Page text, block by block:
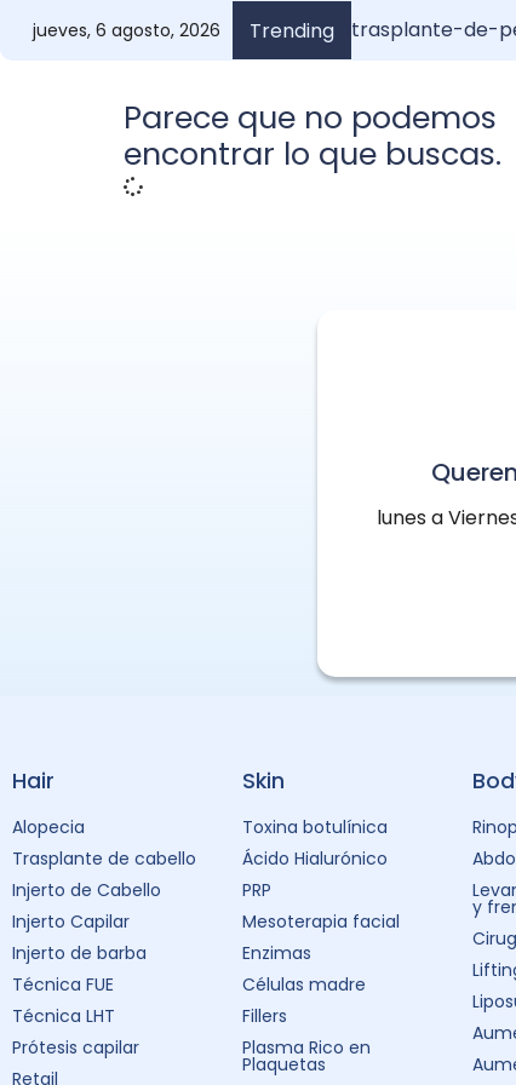
jueves, 6 agosto, 2026 Trending trasplante-de-
Injerto de Pelo
¿Cuánto vale un
Anuel y
Parece que no podemos
encontrar lo que buscas.
lunes a
Hair
Alopecia
Trasplante de cabello
Injerto de Cabello
Injerto Capilar
Injerto de barba
Técnica FUE
Técnica LHT
Prótesis capilar
Retail
Skin
Toxina botulínica
Ácido Hialurónico
PRP
Mesoterapia facial
Enzimas
Células madre
Fillers
Plasma Rico en
Plaquetas
y